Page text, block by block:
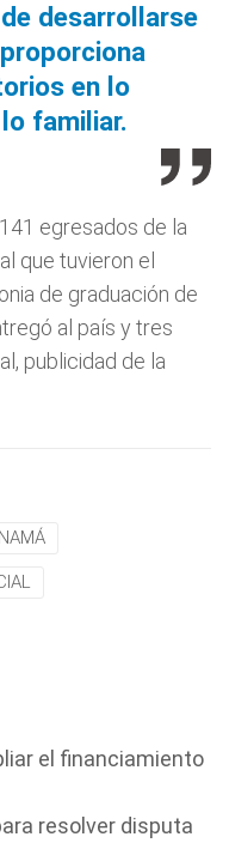
desarrollarse
en lo
familiar.
egresados de la
que tuvieron el
de graduación de
al país y tres
publicidad de la
el financiamiento
resolver disputa